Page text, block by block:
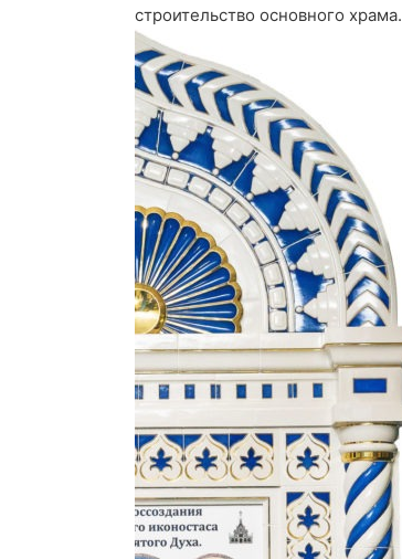
строительство основного храма.